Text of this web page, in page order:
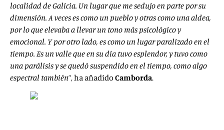
localidad de Galicia. Un lugar que me sedujo en parte por su
dimensión. A veces es como un pueblo y otras como una aldea,
por lo que elevaba a llevar un tono más psicológico y
emocional. Y por otro lado, es como un lugar paralizado en el
tiempo. Es un valle que en su día tuvo esplendor, y tuvo como
una parálisis y se quedó suspendido en el tiempo, como algo
espectral también”, ha añadido Camborda.